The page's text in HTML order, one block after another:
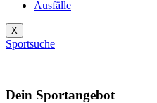
Ausfälle
X
Sportsuche
Dein Sportangebot